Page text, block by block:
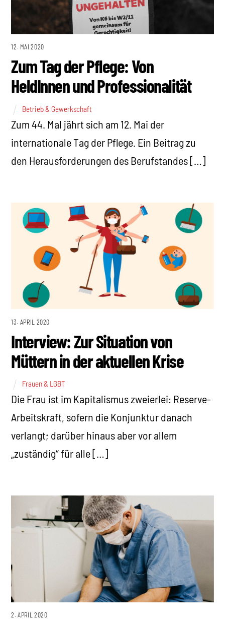
12. MAI 2020
Zum Tag der Pflege: Von
HeldInnen und Professionalität
Betrieb & Gewerkschaft
Zum 44. Mal jährt sich am 12. Mai der
internationale Tag der Pflege. Ein Beitrag zu
den Herausforderungen des Berufstandes […]
13. APRIL 2020
Interview: Zur Situation von
Müttern in der aktuellen Krise
Frauen & LGBT
Die Frau ist im Kapitalismus zweierlei: Reserve-
Arbeitskraft, sofern die Konjunktur danach
verlangt; darüber hinaus aber vor allem
„zuständig“ für alle […]
2. APRIL 2020